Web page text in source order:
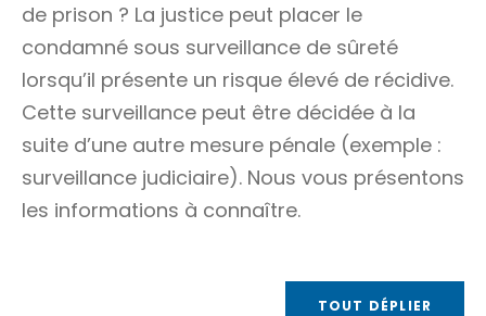
de prison ? La justice peut placer le
condamné sous surveillance de sûreté
lorsqu’il présente un risque élevé de récidive.
Cette surveillance peut être décidée à la
suite d’une autre mesure pénale (exemple :
surveillance judiciaire). Nous vous présentons
les informations à connaître.
TOUT DÉPLIER